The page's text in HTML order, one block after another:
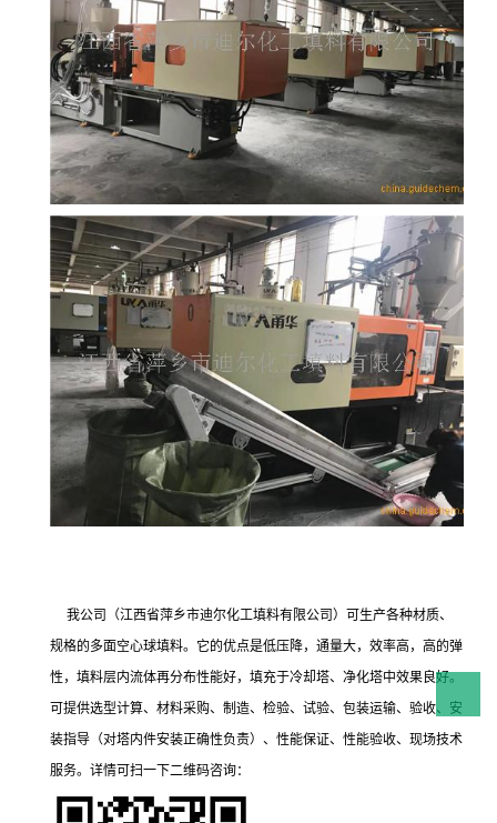
我公司（江西省萍乡市迪尔化工填料有限公司）可生产各种材质、
规格的多面空心球填料。它的优点是低压降，通量大，效率高，高的弹
性，填料层内流体再分布性能好，填充于冷却塔、净化塔中效果良好。
可提供选型计算、材料采购、制造、检验、试验、包装运输、验收、安
装指导（对塔内件安装正确性负责）、性能保证、性能验收、现场技术
服务。详情可扫一下二维码咨询：